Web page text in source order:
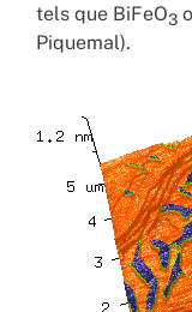
tels que BiFeO3
Piquemal).